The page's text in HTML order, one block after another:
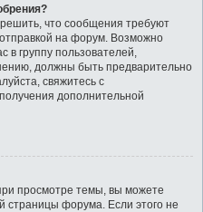
что сообщения требуют
на форум. Возможно
в группу пользователей,
должны быть предварительно
свяжитесь с
дополнительной
просмотре темы, вы можете
страницы форума. Если этого не